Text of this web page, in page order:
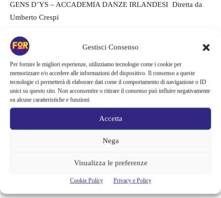
Gestisci Consenso
Per fornire le migliori esperienze, utilizziamo tecnologie come i cookie per
memorizzare e/o accedere alle informazioni del dispositivo. Il consenso a queste
tecnologie ci permetterà di elaborare dati come il comportamento di navigazione o ID
unici su questo sito. Non acconsentire o ritirare il consenso può influire negativamente
su alcune caratteristiche e funzioni.
Accetta
Nega
Visualizza le preferenze
Cookie Policy Privacy e Policy
GENS D’YS – ACCADEMIA DANZE IRLANDESI Diretta da
Umberto Crespi
L’ARCOBALENO DANZA – nato nel 1986 dalla volontà di
Emanuela Grungo e dal 2018 diretto da Arturo Michisanti e
Sonja Zacchetti,
MILANO CONTEMPORARY BALLET Compagnia diretta da
Roberto Altamura
MILANO CITY BALLET – scuola diretta da Roberto Altamura
MOTUS VITAE ACADEMY Diretta da Elena Gigliucci